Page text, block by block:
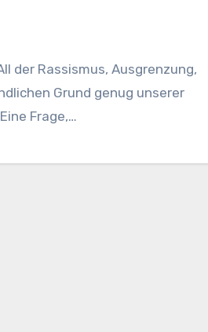
der Rassismus, Ausgrenzung,
Grund genug unserer
Frage,…